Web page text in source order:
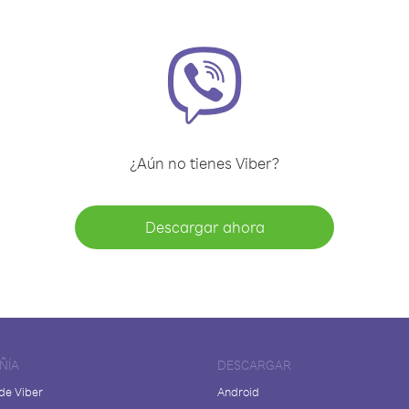
¿Aún no tienes Viber?
Descargar ahora
Viber
DESCARGAR
Android